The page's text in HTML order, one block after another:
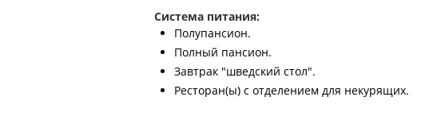
Система питания:
Полупансион.
Полный пансион.
Завтрак "шведский стол".
Ресторан(ы) с отделением для некурящих.